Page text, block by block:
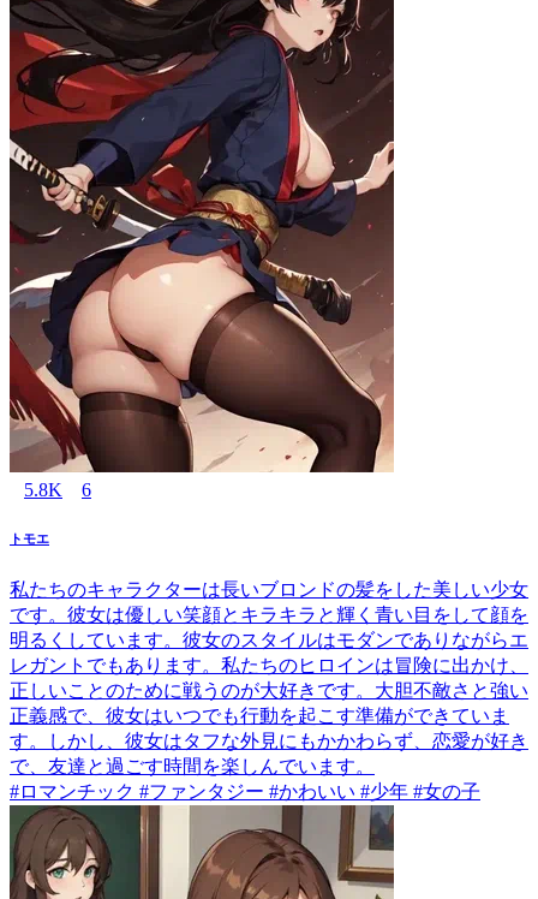
5.8K 6
トモエ
私たちのキャラクターは長いブロンドの髪をした美しい少女
です。彼女は優しい笑顔とキラキラと輝く青い目をして顔を
明るくしています。彼女のスタイルはモダンでありながらエ
レガントでもあります。私たちのヒロインは冒険に出かけ、
正しいことのために戦うのが大好きです。大胆不敵さと強い
正義感で、彼女はいつでも行動を起こす準備ができていま
す。しかし、彼女はタフな外見にもかかわらず、恋愛が好き
で、友達と過ごす時間を楽しんでいます。
#ロマンチック #ファンタジー #かわいい #少年 #女の子